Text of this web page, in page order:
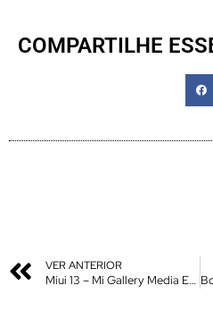
COMPARTILHE
VER ANTERIOR
Miui 13 – Mi Gallery Media Editor – Nova Atualização em PT – Br – Instale Agora!